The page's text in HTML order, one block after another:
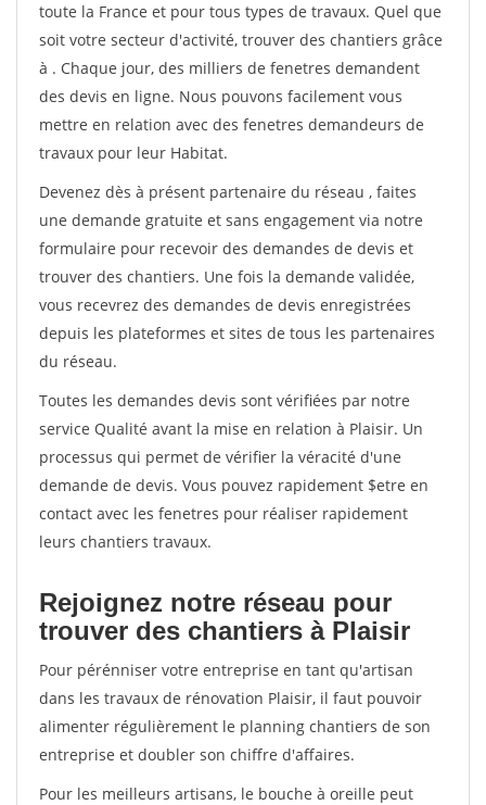
toute la France et pour tous types de travaux. Quel que
soit votre secteur d'activité, trouver des chantiers grâce
à . Chaque jour, des milliers de fenetres demandent
des devis en ligne. Nous pouvons facilement vous
mettre en relation avec des fenetres demandeurs de
travaux pour leur Habitat.
Devenez dès à présent partenaire du réseau , faites
une demande gratuite et sans engagement via notre
formulaire pour recevoir des demandes de devis et
trouver des chantiers. Une fois la demande validée,
vous recevrez des demandes de devis enregistrées
depuis les plateformes et sites de tous les partenaires
du réseau.
Toutes les demandes devis sont vérifiées par notre
service Qualité avant la mise en relation à Plaisir. Un
processus qui permet de vérifier la véracité d'une
demande de devis. Vous pouvez rapidement $etre en
contact avec les fenetres pour réaliser rapidement
leurs chantiers travaux.
Rejoignez notre réseau pour
trouver des chantiers à Plaisir
Pour pérénniser votre entreprise en tant qu'artisan
dans les travaux de rénovation Plaisir, il faut pouvoir
alimenter régulièrement le planning chantiers de son
entreprise et doubler son chiffre d'affaires.
Pour les meilleurs artisans, le bouche à oreille peut